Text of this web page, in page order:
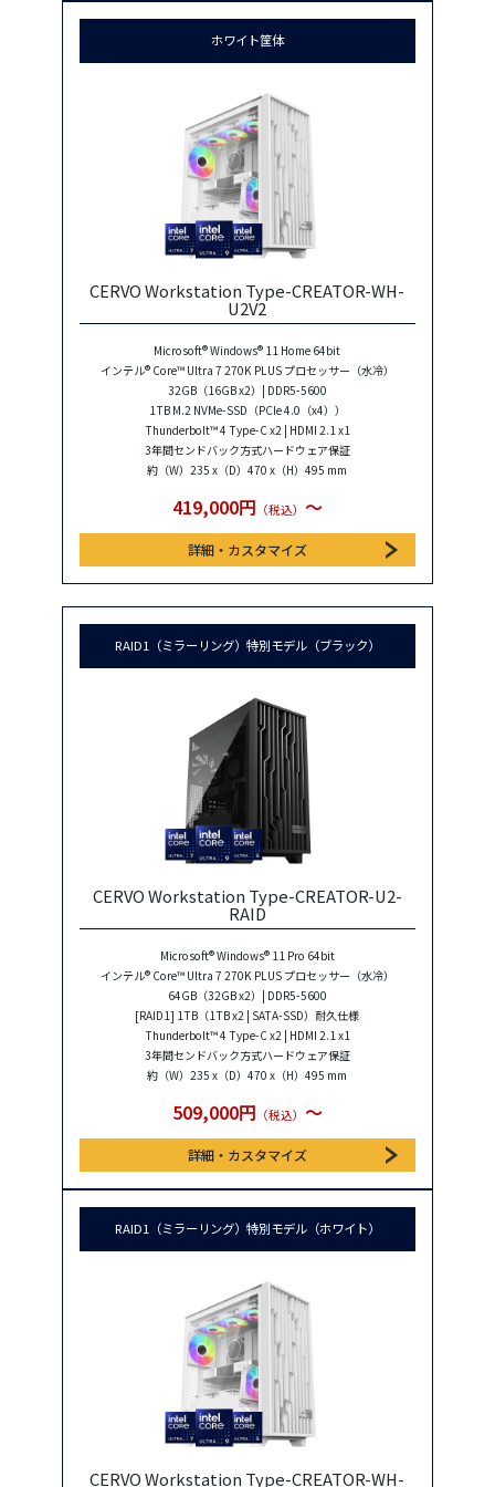
ホワイト筐体
CERVO Workstation Type-CREATOR-WH-
U2V2
Microsoft® Windows® 11 Home 64bit
インテル® Core™ Ultra 7 270K PLUS プロセッサー（水冷）
32GB（16GB x2）| DDR5-5600
1TB M.2 NVMe-SSD（PCIe 4.0（x4））
Thunderbolt™ 4 Type-C x2 | HDMI 2.1 x1
3年間センドバック方式ハードウェア保証
約（W）235 x（D）470 x（H）495 mm
419,000円 （税込） 〜
詳細・カスタマイズ
RAID1（ミラーリング）特別モデル（ブラック）
CERVO Workstation Type-CREATOR-U2-
RAID
Microsoft® Windows® 11 Pro 64bit
インテル® Core™ Ultra 7 270K PLUS プロセッサー（水冷）
64GB（32GB x2）| DDR5-5600
[RAID1] 1TB（1TB x2 | SATA-SSD）耐久仕様
Thunderbolt™ 4 Type-C x2 | HDMI 2.1 x1
3年間センドバック方式ハードウェア保証
約（W）235 x（D）470 x（H）495 mm
509,000円 （税込） 〜
詳細・カスタマイズ
RAID1（ミラーリング）特別モデル（ホワイト）
CERVO Workstation Type-CREATOR-WH-